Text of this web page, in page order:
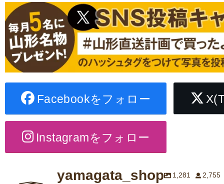
Facebookをフォロー
Instagramをフォロー
yamagata_shop 1,281
2,755